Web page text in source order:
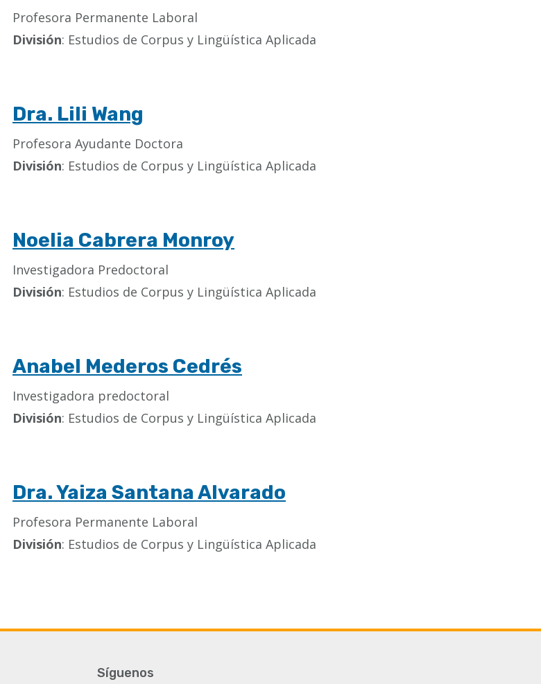
Profesora Permanente Laboral
División: Estudios de Corpus y Lingüística Aplicada
Dra. Lili Wang
Profesora Ayudante Doctora
División: Estudios de Corpus y Lingüística Aplicada
Noelia Cabrera Monroy
Investigadora Predoctoral
División: Estudios de Corpus y Lingüística Aplicada
Anabel Mederos Cedrés
Investigadora predoctoral
División: Estudios de Corpus y Lingüística Aplicada
Dra. Yaiza Santana Alvarado
Profesora Permanente Laboral
División: Estudios de Corpus y Lingüística Aplicada
Síguenos